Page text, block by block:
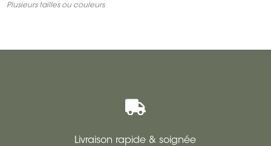
Plusieurs tailles ou couleurs

Livraison rapide & soignée